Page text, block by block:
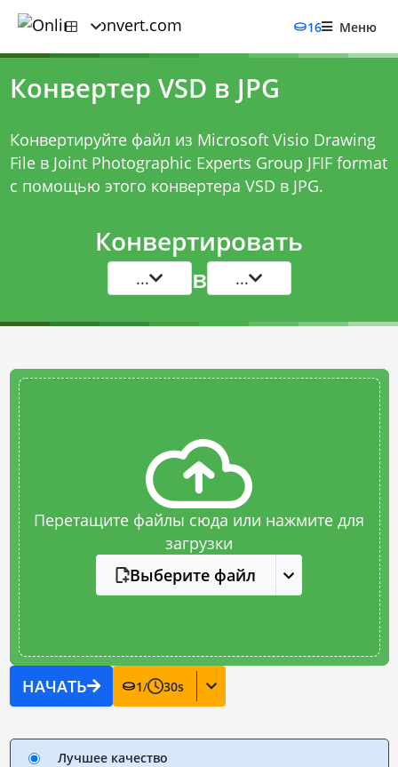
16 Меню
Конвертер VSD в JPG
Конвертируйте файл из Microsoft Visio Drawing
File в Joint Photographic Experts Group JFIF format
с помощью этого конвертера VSD в JPG.
Конвертировать
... в ...
Перетащите файлы сюда или нажмите для
загрузки
Выберите файл
НАЧАТЬ 1/ 30s
Лучшее качество